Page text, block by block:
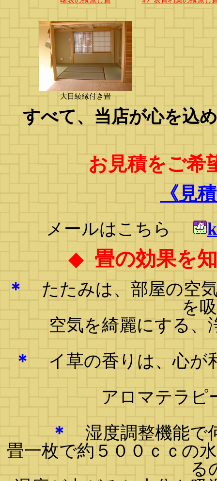
大目綾縁付き畳
すべて、当店が心を込
お見積をご希
《見
メールはこちら
◆ 畳の効果を
＊ たたみは、部屋の空
を
空気を綺麗にする、
＊ イ草の香りは、心が
アロマテラピ
＊
湿度調整機能で
畳一枚で約５００ｃｃの
る